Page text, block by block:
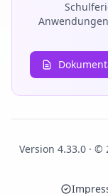
Version 4.33.0 · ©